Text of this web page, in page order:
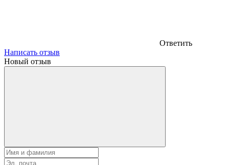
Ответить
Написать отзыв
Новый отзыв